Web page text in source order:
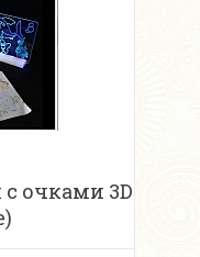
очками 3D